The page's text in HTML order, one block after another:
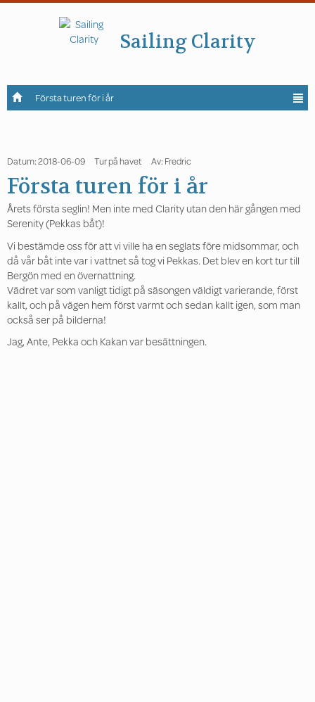
Sailing Clarity
Första turen för i år
Datum: 2018-06-09 Tur på havet Av: Fredric
Första turen för i år
Årets första seglin! Men inte med Clarity utan den här gången med
Serenity (Pekkas båt)!
Vi bestämde oss för att vi ville ha en seglats före midsommar, och
då vår båt inte var i vattnet så tog vi Pekkas. Det blev en kort tur till
Bergön med en övernattning.
Vädret var som vanligt tidigt på säsongen väldigt varierande, först
kallt, och på vägen hem först varmt och sedan kallt igen, som man
också ser på bilderna!
Jag, Ante, Pekka och Kakan var besättningen.